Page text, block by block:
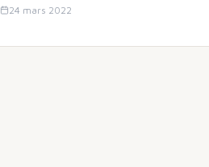
24 mars 2022